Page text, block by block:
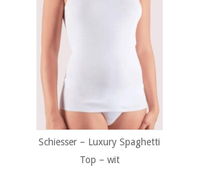
Schiesser – Luxury Spaghetti
Top – wit